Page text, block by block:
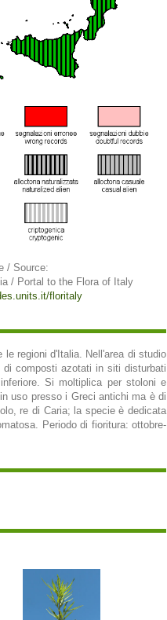
/ Source:
/ Portal to the Flora of Italy
floritaly
regioni d'Italia. Nell'area di studio
composti azotati in siti disturbati
Si moltiplica per stoloni e
uso presso i Greci antichi ma è di
re di Caria; la specie è dedicata
Periodo di fioritura: ottobre-